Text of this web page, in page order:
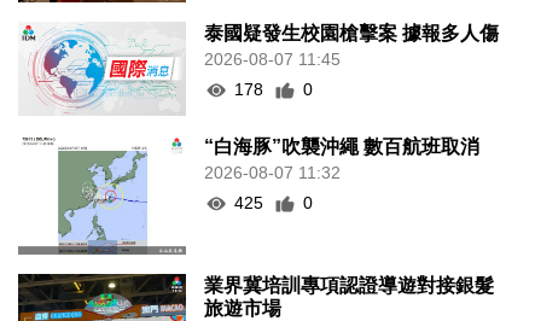
泰國疑發生校園槍擊案 據報多人傷
2026-08-07 11:45
178
0
“白海豚”吹襲沖繩 數百航班取消
2026-08-07 11:32
425
0
業界冀培訓專項認證導遊對接銀髮
旅遊市場